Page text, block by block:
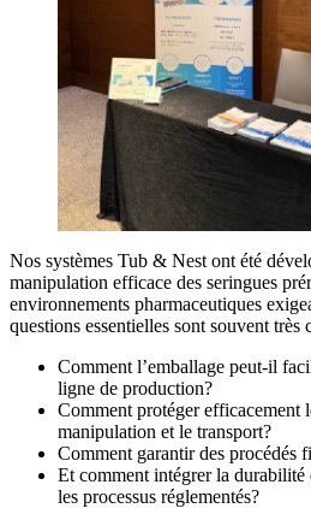
Nos systèmes Tub & Nest ont été
manipulation efficace des seringues
environnements pharmaceutiques
questions essentielles sont souvent très
Comment l’emballage peut-il
ligne de production?
Comment protéger efficacement
manipulation et le transport?
Comment garantir des procédés
Et comment intégrer la durabilité
les processus réglementés?